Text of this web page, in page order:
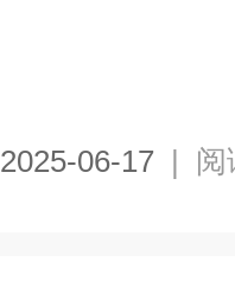
2025-06-17 | 阅